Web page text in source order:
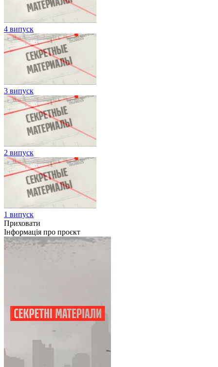
4 випуск
3 випуск
2 випуск
1 випуск
Приховати
Інформація про проєкт